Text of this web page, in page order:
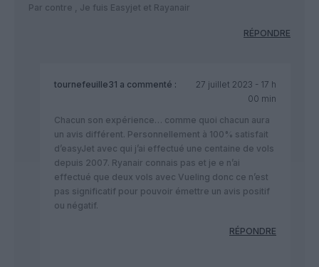
Par contre , Je fuis Easyjet et Rayanair
RÉPONDRE
tournefeuille31 a commenté :
27 juillet 2023 - 17 h
00 min
Chacun son expérience… comme quoi chacun aura
un avis différent. Personnellement à 100% satisfait
d’easyJet avec qui j’ai effectué une centaine de vols
depuis 2007. Ryanair connais pas et je e n’ai
effectué que deux vols avec Vueling donc ce n’est
pas significatif pour pouvoir émettre un avis positif
ou négatif.
RÉPONDRE